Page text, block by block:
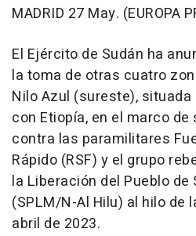
MADRID 27 May. (EUROPA
El Ejército de Sudán ha
la toma de otras cuatro
Nilo Azul (sureste),
con Etiopía, en el marco
contra las paramilitares
Rápido (RSF) y el grupo
la Liberación del Pueblo
(SPLM/N-Al Hilu) al hilo de
abril de 2023.